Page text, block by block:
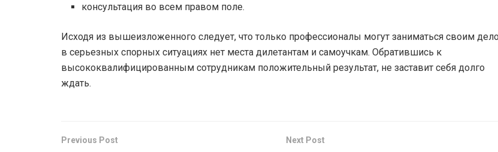
консультация во всем правом поле.
Исходя из вышеизложенного следует, что только профессионалы могут заниматься своим
в серьезных спорных ситуациях нет места дилетантам и самоучкам. Обратившись к
высококвалифицированным сотрудникам положительный результат, не заставит себя долго
ждать.
Previous Post Next Post